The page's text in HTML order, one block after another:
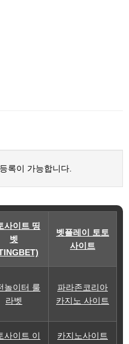
록이 가능합니다.
사이트 띵
벳
벳플레이 토토
사이트
놀이터 룰
라벳
파라존코리아
카지노 사이트
사이트 이
카지노사이트